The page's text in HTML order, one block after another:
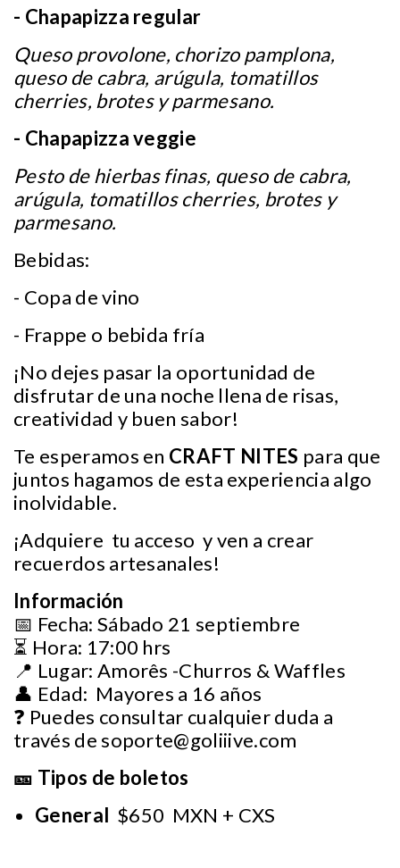
- Chapapizza regular
Queso provolone, chorizo pamplona,
queso de cabra, arúgula, tomatillos
cherries, brotes y parmesano.
- Chapapizza veggie
Pesto de hierbas finas, queso de cabra,
arúgula, tomatillos cherries, brotes y
parmesano.
Bebidas:
- Copa de vino
- Frappe o bebida fría
¡No dejes pasar la oportunidad de
disfrutar de una noche llena de risas,
creatividad y buen sabor!
Te esperamos en CRAFT NITES para que
juntos hagamos de esta experiencia algo
inolvidable.
¡Adquiere tu acceso y ven a crear
recuerdos artesanales!
Información
📅 Fecha: Sábado 21 septiembre
⏳ Hora: 17:00 hrs
📍 Lugar: Amorês -Churros & Waffles
👤 Edad: Mayores a 16 años
❓ Puedes consultar cualquier duda a
través desoporte@goliiive.com
🎫 Tipos de boletos
General $650 MXN + CXS